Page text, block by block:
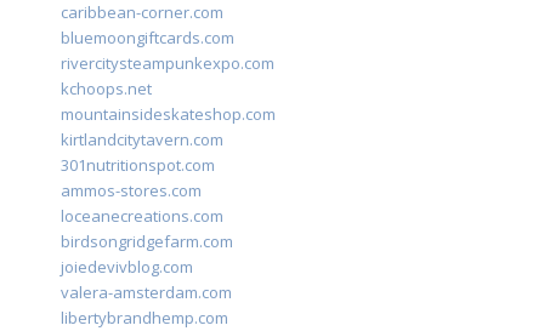
caribbean-corner.com
bluemoongiftcards.com
rivercitysteampunkexpo.com
kchoops.net
mountainsideskateshop.com
kirtlandcitytavern.com
301nutritionspot.com
ammos-stores.com
loceanecreations.com
birdsongridgefarm.com
joiedevivblog.com
valera-amsterdam.com
libertybrandhemp.com